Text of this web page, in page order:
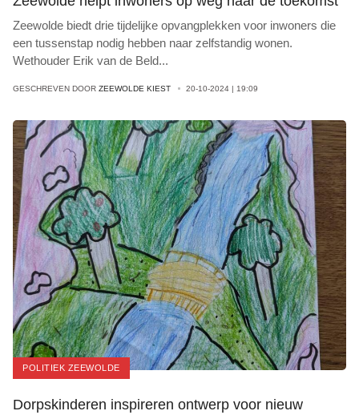
Zeewolde biedt drie tijdelijke opvangplekken voor inwoners die
een tussenstap nodig hebben naar zelfstandig wonen.
Wethouder Erik van de Beld...
GESCHREVEN DOOR ZEEWOLDE KIEST 20-10-2024 | 19:09
POLITIEK ZEEWOLDE
Dorpskinderen inspireren ontwerp voor nieuw